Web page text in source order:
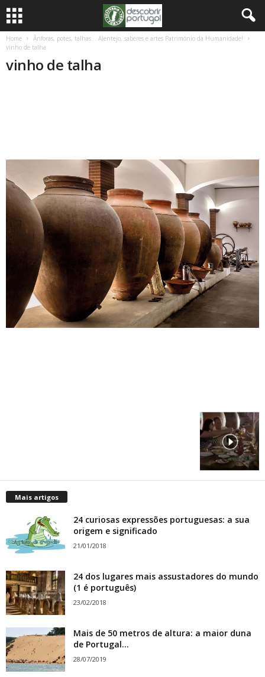
Home
Ânforas, potes, talhas… Alentejo, saberes e artes Património da Humanidade!
vinho de talha
vinho de talha
Mais artigos
24 curiosas expressões portuguesas: a sua
origem e significado
21/01/2018
24 dos lugares mais assustadores do mundo
(1 é português)
23/02/2018
Mais de 50 metros de altura: a maior duna
de Portugal...
28/07/2019